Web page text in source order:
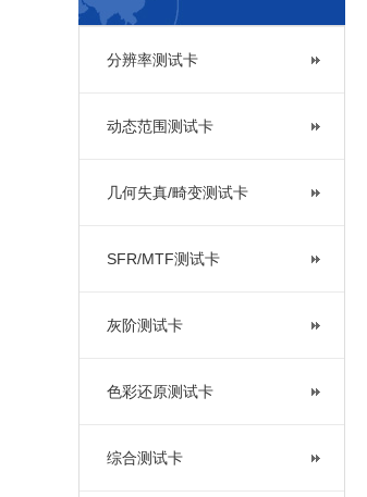
分辨率测试卡
动态范围测试卡
几何失真/畸变测试卡
SFR/MTF测试卡
灰阶测试卡
色彩还原测试卡
综合测试卡